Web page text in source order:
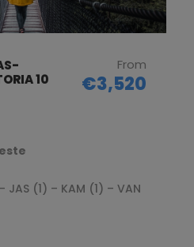
10
From
€3,520
JAS (1) – KAM (1) – VAN